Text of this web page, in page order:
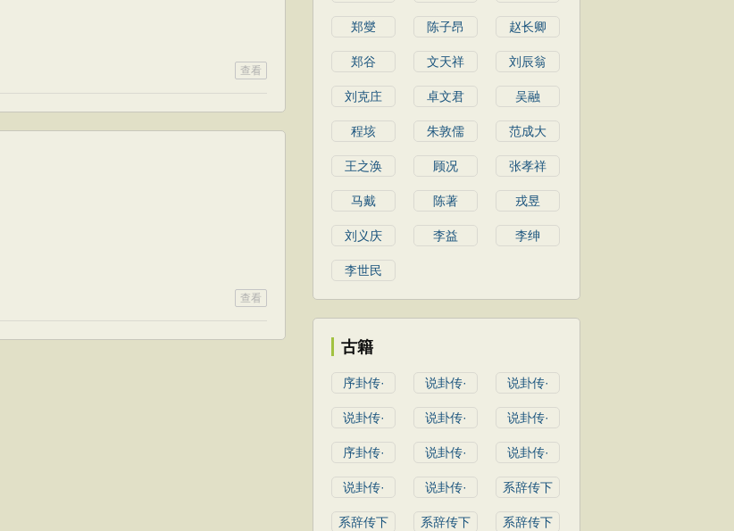
查看
查看
郑燮 陈子昂 赵长卿
郑谷 文天祥 刘辰翁
刘克庄 卓文君 吴融
程垓 朱敦儒 范成大
王之涣 顾况 张孝祥
马戴 陈著 戎昱
刘义庆 李益 李绅
李世民
古籍
序卦传· 说卦传· 说卦传·
说卦传· 说卦传· 说卦传·
序卦传· 说卦传· 说卦传·
说卦传· 说卦传· 系辞传下
系辞传下 系辞传下 系辞传下